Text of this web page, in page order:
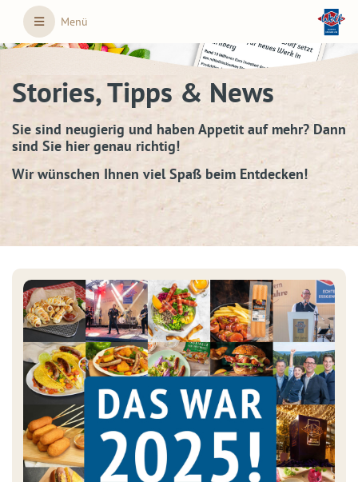
Skip to main content
Menü
Stories, Tipps & News
Sie sind neugierig und haben Appetit auf mehr? Dann
sind Sie hier genau richtig!
Wir wünschen Ihnen viel Spaß beim Entdecken!